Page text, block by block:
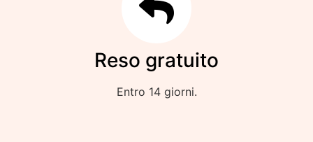
Reso gratuito
Entro 14 giorni.